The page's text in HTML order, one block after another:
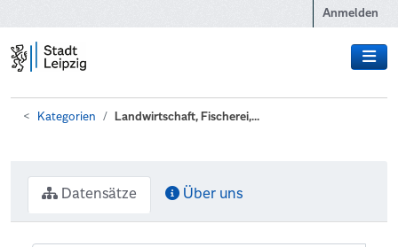
Anmelden
Kategorien Landwirtschaft, Fischerei,...
Datensätze Über uns